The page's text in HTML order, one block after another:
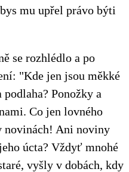
mu upřel právo býti
se rozhlédlo a po
"Kde jen jsou měkké
Ponožky a
Co jen lovného
novinách! Ani noviny
úcta? Vždyť mnohé
vyšly v dobách, kdy